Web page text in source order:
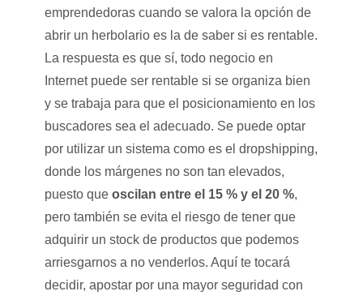
emprendedoras cuando se valora la opción de
abrir un herbolario es la de saber si es rentable.
La respuesta es que sí, todo negocio en
Internet puede ser rentable si se organiza bien
y se trabaja para que el posicionamiento en los
buscadores sea el adecuado. Se puede optar
por utilizar un sistema como es el dropshipping,
donde los márgenes no son tan elevados,
puesto que oscilan entre el 15 % y el 20 %,
pero también se evita el riesgo de tener que
adquirir un stock de productos que podemos
arriesgarnos a no venderlos. Aquí te tocará
decidir, apostar por una mayor seguridad con